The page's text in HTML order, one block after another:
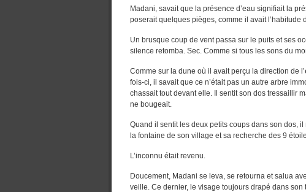
Madani, savait que la présence d’eau signifiait la
poserait quelques pièges, comme il avait l’habitude
Un brusque coup de vent passa sur le puits et ses
silence retomba. Sec. Comme si tous les sons du
Comme sur la dune où il avait perçu la direction de
fois-ci, il savait que ce n’était pas un autre arbre
chassait tout devant elle. Il sentit son dos tressaillir
ne bougeait.
Quand il sentit les deux petits coups dans son dos,
la fontaine de son village et sa recherche des 9
L’inconnu était revenu.
Doucement, Madani se leva, se retourna et salua
veille. Ce dernier, le visage toujours drapé dans